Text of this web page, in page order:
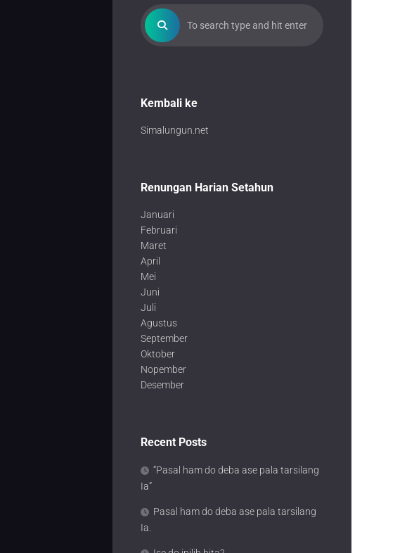
Kembali ke
Simalungun.net
Renungan Harian Setahun
Januari
Februari
Maret
April
Mei
Juni
Juli
Agustus
September
Oktober
Nopember
Desember
Recent Posts
“Pasal ham do deba ase pala tarsilang
Ia”
Pasal ham do deba ase pala tarsilang
Ia.